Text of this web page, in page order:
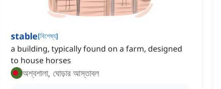
stable[বিশেষ্য]
a building, typically found on a farm, designed
to house horses
অশ্বশালা, ঘোড়ার আস্তাবল